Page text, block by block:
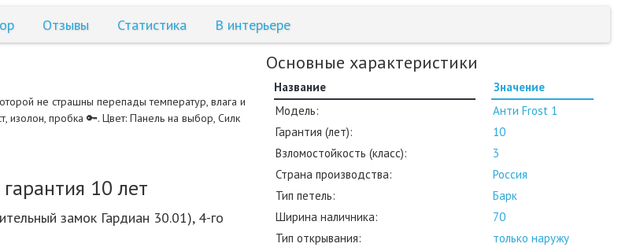
Отзывы Статистика В интерьере
не страшны перепады температур, влага и
изолон, пробка 🔑. Цвет: Панель на выбор, Силк
10 лет
замок Гардиан 30.01), 4-го
Основные характеристики
Название
Значение
Модель:
Анти Frost 1
Гарантия (лет):
10
Взломостойкость (класс):
3
Страна производства:
Россия
Тип петель:
Барк
Ширина наличника:
70
Тип открывания:
только наружу